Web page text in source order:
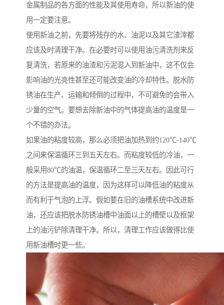
金属制品的各方面的性能及其使用寿命，所以新油的使
用一定要注意。
使用新油之前，先要将残存的水、油泥以及其它渣滓都
应该及时清理干净。在必要时可以使用油污清洗剂来反
复清洗，若原来的油渣和污泥混入到新油中，这不仅会
影响油的光亮性甚至还可能改变油的冷却特性。脱水防
锈油在生产、运输和倾倒的过程中，不可避免的会带入
少量的空气。要想去除新油中的气体提高油的温度是一
个不错的办法。
如果油的粘度较高，那么必须把油加热到约120℃-140℃
之间来保温循环三到五天左右。而粘度较低的冷油，一
般采用80℃的油温，保温循环二至三天左右。因此可行
的方法是提高油的温度，因为这样可以降低油的粘度从
而有利于气泡的上浮。假如要在旧的油槽系统中改进新
油，还应该把脱水防锈油槽中油面以上的槽壁以及框架
上的油污铲除清理干净。所以，清理工作应该做得比使
用新油槽时更一些。